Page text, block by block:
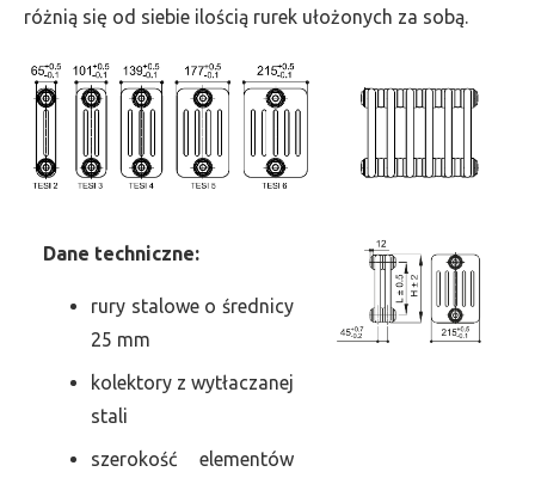
405,
1144
różnią się od siebie ilością rurek ułożonych za sobą.
Dane techniczne:
rury stalowe o średnicy
25 mm
kolektory z wytłaczanej
stali
szerokość elementów